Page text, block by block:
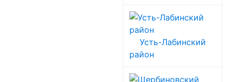
Усть-Лабинский
район